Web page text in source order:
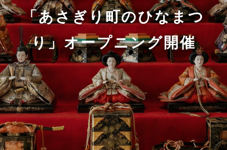
「あさぎり町のひなまつ
り」オープニング開催